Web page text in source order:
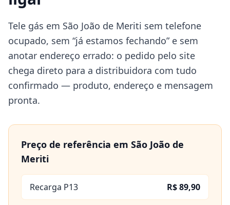
Tele gás em São João de Meriti sem telefone
ocupado, sem “já estamos fechando” e sem
anotar endereço errado: o pedido pelo site
chega direto para a distribuidora com tudo
confirmado — produto, endereço e mensagem
pronta.
Preço de referência em São João de
Meriti
Recarga P13 R$ 89,90